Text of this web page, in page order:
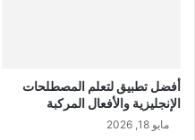
أفضل تطبيق لتعلم المصطلحات
الإنجليزية والأفعال المركبة
مايو 18, 2026